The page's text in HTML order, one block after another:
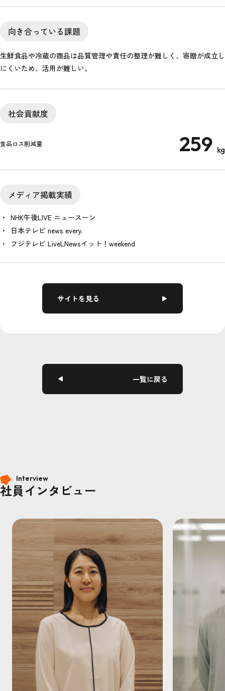
向き合っている課題
生鮮食品や冷蔵の商品は品質管理や責任の整理が難しく、寄贈が成立し
にくいため、活用が難しい。
社会貢献度
食品ロス削減量 259 kg
メディア掲載実績
NHK午後LIVE ニュースーン
日本テレビ news every.
フジテレビ LiveLNewsイット！weekend
サイトを見る
一覧に戻る
Interview
社員インタビュー